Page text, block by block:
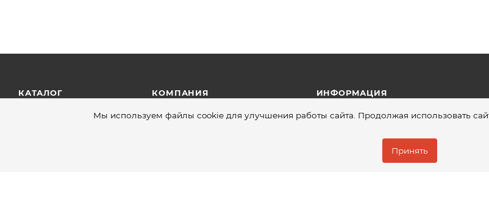
Мы используем файлы cookie для улучшения работы сайта. Продолжая использовать
Принять
КАТАЛОГ КОМПАНИЯ
О компании
ИНФОРМАЦИЯ